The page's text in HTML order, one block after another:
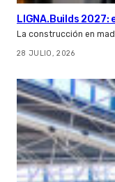
LIGNA.Builds
La construcción en
28 JULIO, 2026